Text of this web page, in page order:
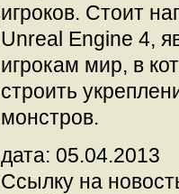
игроков. Стоит
Unreal Engine 4,
игрокам мир, в
строить
монстров.
дата: 05.04.2013
Ссылку на